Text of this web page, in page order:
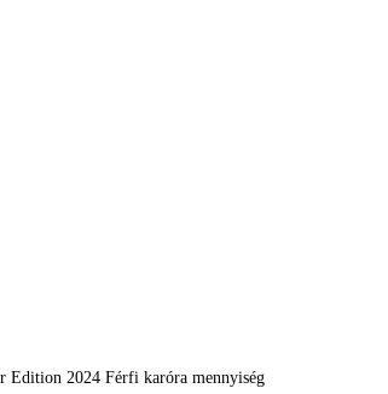
Edition 2024 Férfi karóra mennyiség